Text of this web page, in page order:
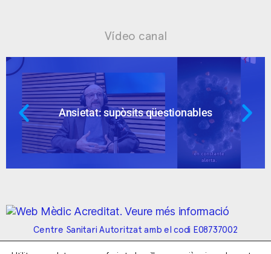
Vídeo canal
Ansietat: supòsits qüestionables
Centre Sanitari Autoritzat amb el codi E08737002